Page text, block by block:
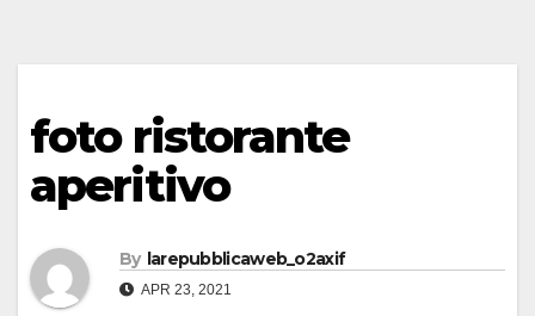
foto ristorante
aperitivo
By larepubblicaweb_o2axif
APR 23, 2021